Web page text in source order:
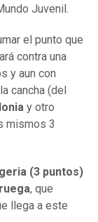
Juvenil.
el punto que
contra una
y aun con
cancha (del
y otro
mismos 3
(3 puntos)
, que
llega a este